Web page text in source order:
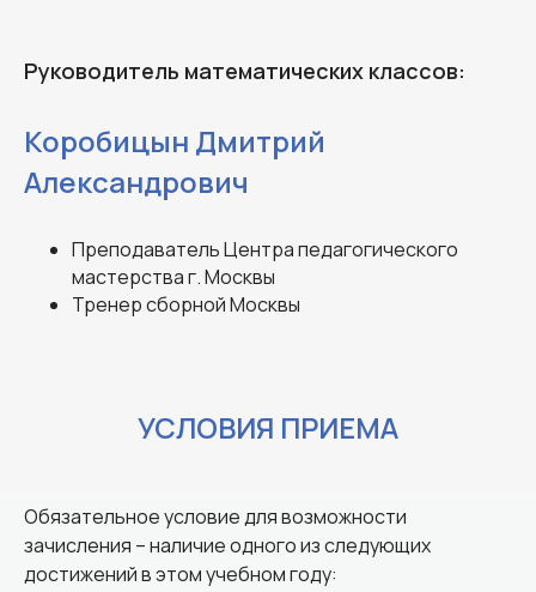
Руководитель математических классов:
Коробицын Дмитрий
Александрович
Преподаватель Центра педагогического
мастерства г. Москвы
Тренер сборной Москвы
УСЛОВИЯ ПРИЕМА
Обязательное условие для возможности
зачисления – наличие одного из следующих
достижений в этом учебном году: